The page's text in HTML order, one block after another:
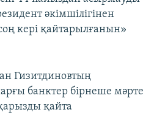
әкімшілігінен
кері қайтарылғанын»
Гизитдиновтың
банктер бірнеше мәрте
қайта